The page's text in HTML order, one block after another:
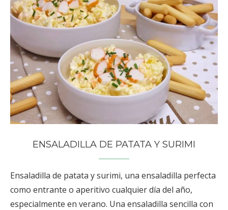
ENSALADILLA DE PATATA Y SURIMI
Ensaladilla de patata y surimi, una ensaladilla perfecta
como entrante o aperitivo cualquier día del año,
especialmente en verano. Una ensaladilla sencilla con